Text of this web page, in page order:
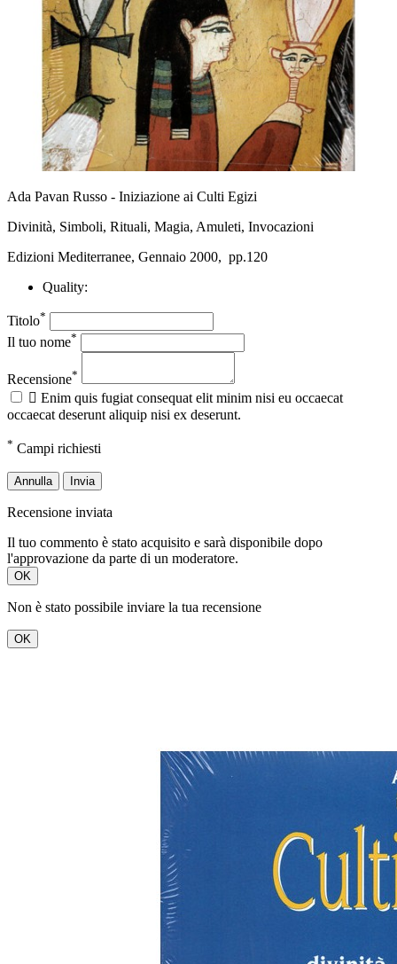
Ada Pavan Russo - Iniziazione ai Culti Egizi
Divinità, Simboli, Rituali, Magia, Amuleti, Invocazioni
Edizioni Mediterranee, Gennaio 2000, pp.120
Quality:
Titolo*
Il tuo nome*
Recensione*
 Enim quis fugiat consequat elit minim nisi eu occaecat
occaecat deserunt aliquip nisi ex deserunt.
* Campi richiesti
Annulla Invia
Recensione inviata
Il tuo commento è stato acquisito e sarà disponibile dopo
l'approvazione da parte di un moderatore.
OK
Non è stato possibile inviare la tua recensione
OK